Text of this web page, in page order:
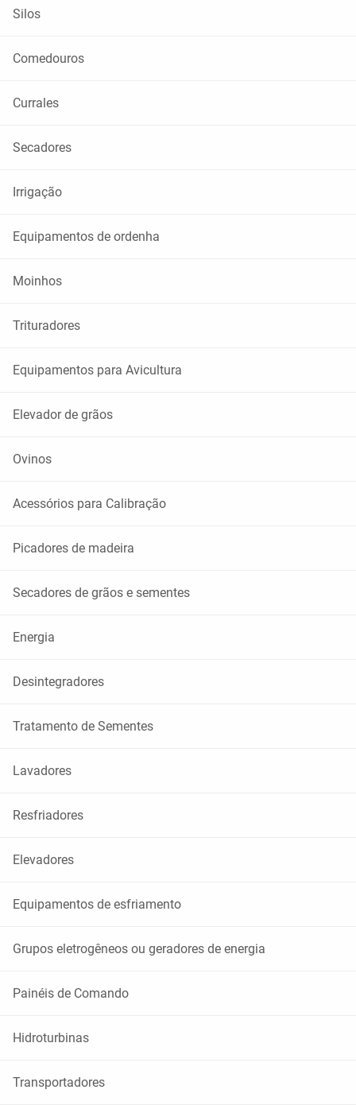
Silos
Comedouros
Currales
Secadores
Irrigação
Equipamentos de ordenha
Moinhos
Trituradores
Equipamentos para Avicultura
Elevador de grãos
Ovinos
Acessórios para Calibração
Picadores de madeira
Secadores de grãos e sementes
Energia
Desintegradores
Tratamento de Sementes
Lavadores
Resfriadores
Elevadores
Equipamentos de esfriamento
Grupos eletrogêneos ou geradores de energia
Painéis de Comando
Hidroturbinas
Transportadores